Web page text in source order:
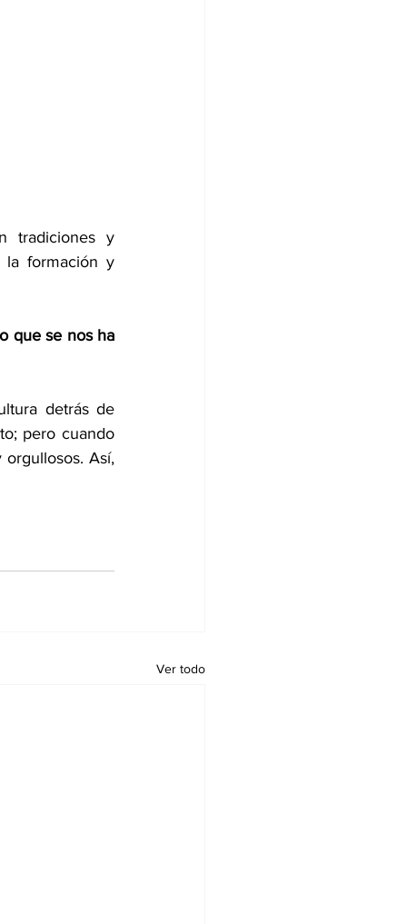
tradiciones y
la formación y
que se nos ha
detrás de
pero cuando
Así,
Ver todo